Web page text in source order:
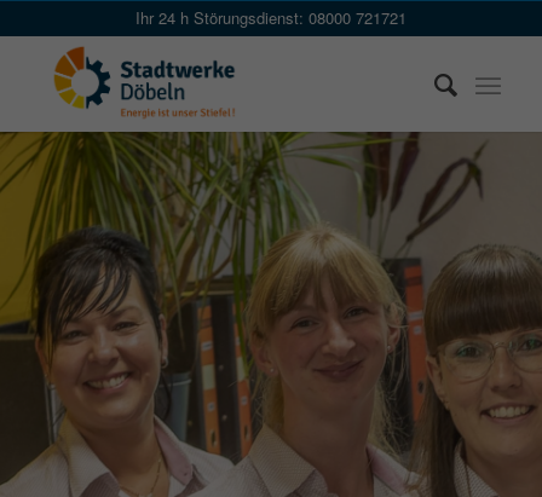
to
Content
Ihr 24 h Störungsdienst: 08000 721721